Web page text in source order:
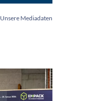
Unsere Mediadaten